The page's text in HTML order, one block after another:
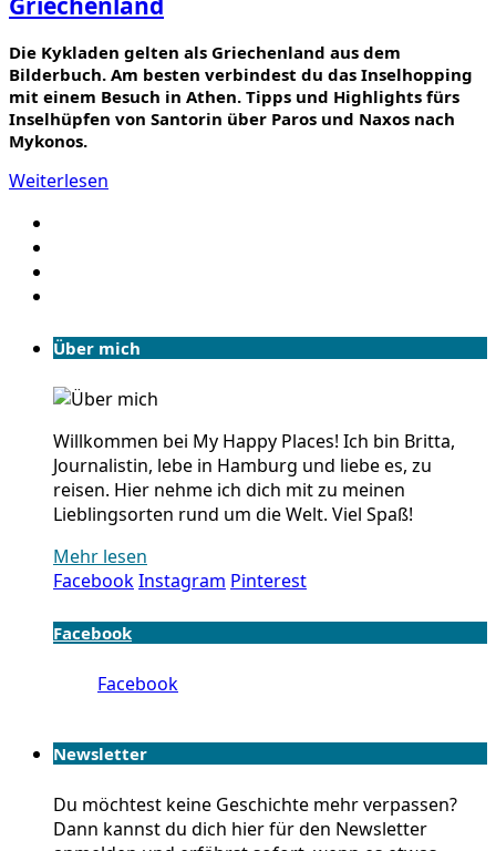
Die Kykladen gelten als Griechenland aus dem
Bilderbuch. Am besten verbindest du das Inselhopping
mit einem Besuch in Athen. Tipps und Highlights fürs
Inselhüpfen von Santorin über Paros und Naxos nach
Mykonos.
Weiterlesen
Über mich
Willkommen bei My Happy Places! Ich bin Britta,
Journalistin, lebe in Hamburg und liebe es, zu
reisen. Hier nehme ich dich mit zu meinen
Lieblingsorten rund um die Welt. Viel Spaß!
Mehr lesen
FacebookInstagram Pinterest
Facebook
Facebook
Newsletter
Du möchtest keine Geschichte mehr verpassen?
Dann kannst du dich hier für den Newsletter